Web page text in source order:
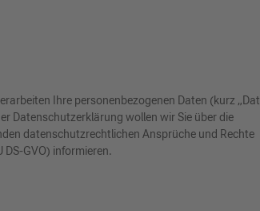
Ihre personenbezogenen Daten (kurz
Datenschutzerklärung wollen wir Sie über die
datenschutzrechtlichen Ansprüche und Rechte
GVO) informieren.